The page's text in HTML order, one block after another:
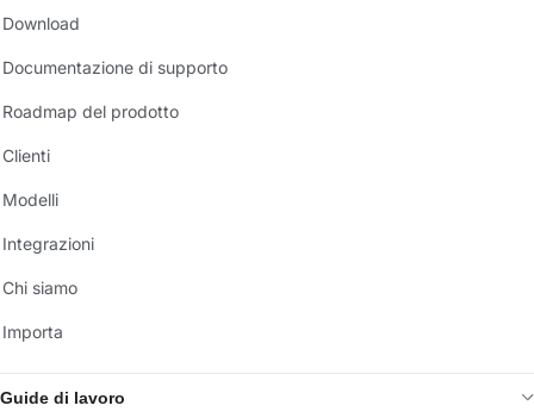
Download
Documentazione di supporto
Roadmap del prodotto
Clienti
Modelli
Integrazioni
Chi siamo
Importa
Guide di lavoro